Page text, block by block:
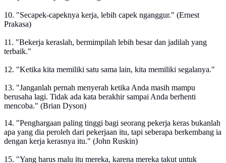
10. "Secapek-capeknya kerja, lebih capek nganggur." (Ernest
Prakasa)
11. "Bekerja keraslah, bermimpilah lebih besar dan jadilah yang
terbaik."
12. "Ketika kita memiliki satu sama lain, kita memiliki segalanya."
13. "Janganlah pernah menyerah ketika Anda masih mampu
berusaha lagi. Tidak ada kata berakhir sampai Anda berhenti
mencoba." (Brian Dyson)
14. "Penghargaan paling tinggi bagi seorang pekerja keras bukanlah
apa yang dia peroleh dari pekerjaan itu, tapi seberapa berkembang ia
dengan kerja kerasnya itu." (John Ruskin)
15. "Yang harus malu itu mereka, karena mereka takut untuk